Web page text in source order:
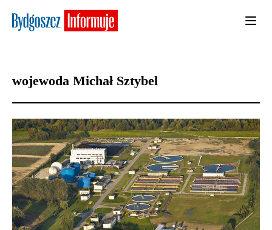
wojewoda Michał Sztybel